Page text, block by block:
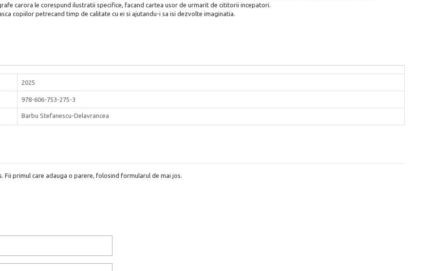
carora le corespund ilustratii specifice, facand cartea usor de urmarit de cititorii incepatori.
copiilor petrecand timp de calitate cu ei si ajutandu-i sa isi dezvolte imaginatia.
2025
978-606-753-275-3
Barbu Stefanescu-Delavrancea
Fii primul care adauga o parere, folosind formularul de mai jos.